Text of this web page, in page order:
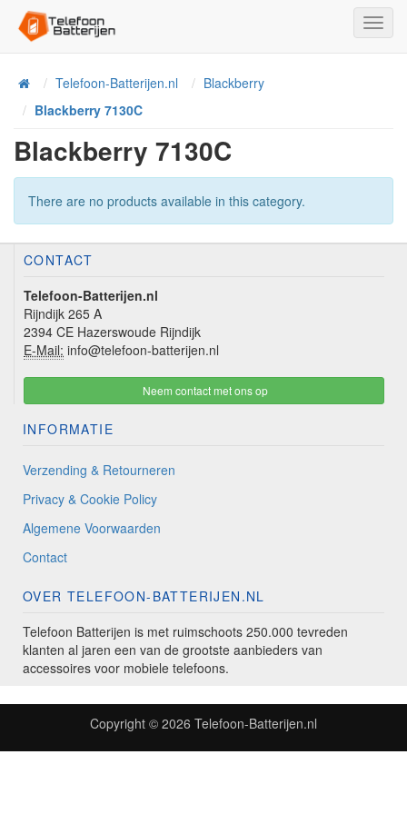
HomeTelefoon-Batterijen.nl
Blackberry
Blackberry 7130C
Blackberry 7130C
There are no products available in this category.
CONTACT
Telefoon-Batterijen.nl
Rijndijk 265 A
2394 CE Hazerswoude Rijndijk
E-Mail: info@telefoon-batterijen.nl
Neem contact met ons op
INFORMATIE
Verzending & Retourneren
Privacy & Cookie Policy
Algemene Voorwaarden
Contact
OVER TELEFOON-BATTERIJEN.NL
Telefoon Batterijen is met ruimschoots 250.000 tevreden
klanten al jaren een van de grootste aanbieders van
accessoires voor mobiele telefoons.
Copyright © 2026 Telefoon-Batterijen.nl